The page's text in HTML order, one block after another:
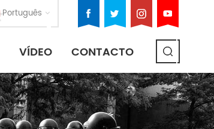
Português
VÍDEO CONTACTO